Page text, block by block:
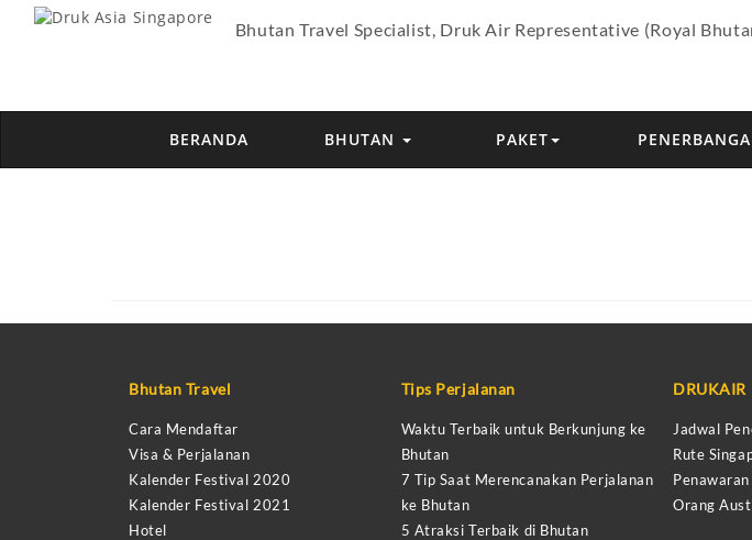
Bhutan Travel Specialist, Druk Air Representative (Royal
BERANDA BHUTAN PAKET
Bhutan Travel
Cara Mendaftar
Visa & Perjalanan
Kalender Festival 2020
Kalender Festival 2021
Hotel
Tips Perjalanan
Waktu Terbaik untuk Berkunjung ke
Bhutan
7 Tip Saat Merencanakan Perjalanan
ke Bhutan
5 Atraksi Terbaik di Bhutan
DRUKAIR
Jadwal
Rute
Orang